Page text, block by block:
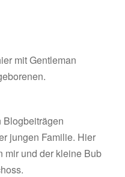
mit Gentleman
Blogbeiträgen
jungen Familie. Hier
mir und der kleine Bub